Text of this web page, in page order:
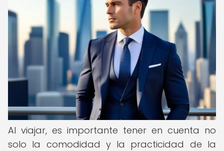
Al viajar, es importante tener en cuenta no
solo la comodidad y la practicidad de la